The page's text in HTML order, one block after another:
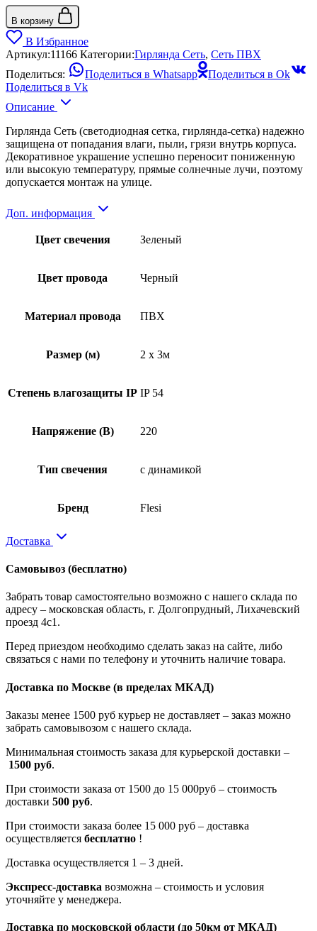
В корзину
В Избранное
Артикул:11166 Категории:Гирлянда Сеть, Сеть ПВХ
Поделиться:
Поделиться в Whatsapp
Поделиться в Ok
Поделиться в Vk
Описание
Гирлянда Сеть (светодиодная сетка, гирлянда-сетка) надежно
защищена от попадания влаги, пыли, грязи внутрь корпуса.
Декоративное украшение успешно переносит пониженную
или высокую температуру, прямые солнечные лучи, поэтому
допускается монтаж на улице.
Доп. информация
Цвет свечения Зеленый
Цвет провода Черный
Материал провода ПВХ
Размер (м) 2 x 3м
Степень влагозащиты IP IP 54
Напряжение (В) 220
Тип свечения с динамикой
Бренд Flesi
Доставка
Самовывоз (бесплатно)
Забрать товар самостоятельно возможно с нашего склада по
адресу – московская область, г. Долгопрудный, Лихачевский
проезд 4с1.
Перед приездом необходимо сделать заказ на сайте, либо
связаться с нами по телефону и уточнить наличие товара.
Доставка по Москве (в пределах МКАД)
Заказы менее 1500 руб курьер не доставляет – заказ можно
забрать самовывозом с нашего склада.
Минимальная стоимость заказа для курьерской доставки –
1500 руб.
При стоимости заказа от 1500 до 15 000руб – стоимость
доставки 500 руб.
При стоимости заказа более 15 000 руб – доставка
осуществляется бесплатно !
Доставка осуществляется 1 – 3 дней.
Экспресс-доставка возможна – стоимость и условия
уточняйте у менеджера.
Доставка по московской области (до 50км от МКАД)